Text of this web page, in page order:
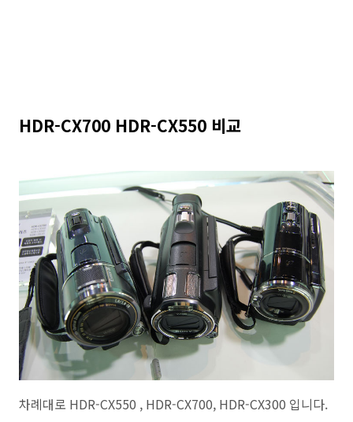
HDR-CX700 HDR-CX550 비교
차례대로 HDR-CX550 , HDR-CX700, HDR-CX300 입니다.